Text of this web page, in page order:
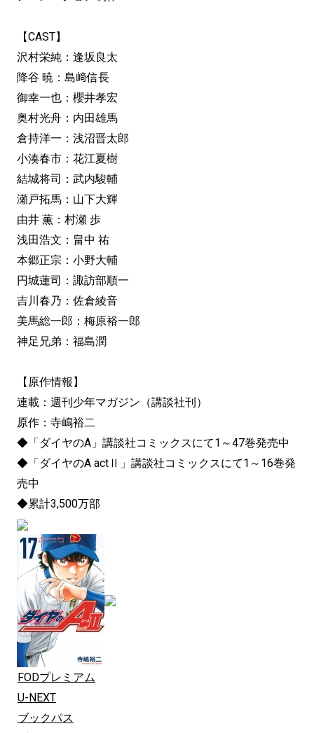
【CAST】
沢村栄純：逢坂良太
降谷 暁：島﨑信長
御幸一也：櫻井孝宏
奥村光舟：内田雄馬
倉持洋一：浅沼晋太郎
小湊春市：花江夏樹
結城将司：武内駿輔
瀬戸拓馬：山下大輝
由井 薫：村瀬 歩
浅田浩文：畠中 祐
本郷正宗：小野大輔
円城蓮司：諏訪部順一
吉川春乃：佐倉綾音
美馬総一郎：梅原裕一郎
神足兄弟：福島潤
【原作情報】
連載：週刊少年マガジン（講談社刊）
原作：寺嶋裕二
◆「ダイヤのA」講談社コミックスにて1～47巻発売中
◆「ダイヤのA actⅡ」講談社コミックスにて1～16巻発
売中
◆累計3,500万部
FODプレミアム
U-NEXT
ブックパス